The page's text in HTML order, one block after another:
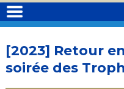
[2023] Retour
soirée des